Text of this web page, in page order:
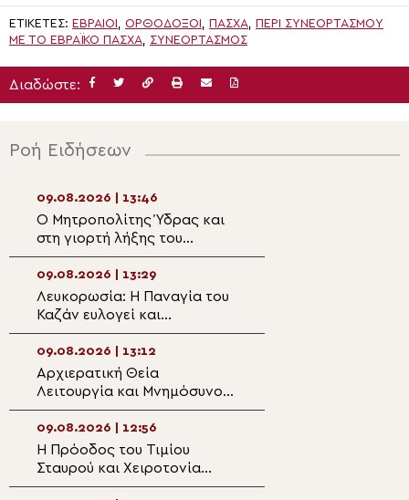
ΕΤΙΚΈΤΕΣ: ΕΒΡΑΊΟΙ , ΟΡΘΌΔΟΞΟΙ , ΠΆΣΧΑ, ΠΕΡΊ ΣΥΝΕΟΡΤΑΣΜΟΎ
ΜΕ ΤΟ ΕΒΡΑΪΚΌ ΠΆΣΧΑ, ΣΥΝΕΟΡΤΑΣΜΌΣ
Διαδώστε:
Ροή Ειδήσεων
09.08.2026 | 13:46
Ο Μητροπολίτης Ύδρας και
στη γιορτή λήξης του
Σχολικού έτους του
Γυμνασίου
09.08.2026 | 13:29
Λευκορωσία: Η Παναγία του
Καζάν ευλογεί και
προστατεύει τον
Σιδηρόδρομο και τους
επιβάτες
09.08.2026 | 13:12
Αρχιερατική Θεία
Λειτουργία και Μνημόσυνο
για τους πεσόντες κατά την
Τουρκική εισβολή στην
Ορμήδεια
09.08.2026 | 12:56
Η Πρόοδος του Τιμίου
Σταυρού και Χειροτονία
Πρεσβυτέρου στην Κομοτηνή